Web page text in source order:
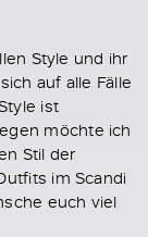
Style und ihr
auf alle Fälle
ist
möchte ich
Stil der
im Scandi
euch viel